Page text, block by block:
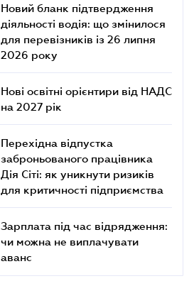
Новий бланк підтвердження
діяльності водія: що змінилося
для перевізників із 26 липня
2026 року
Нові освітні орієнтири від НАДС
на 2027 рік
Перехідна відпустка
заброньованого працівника
Дія Сіті: як уникнути ризиків
для критичності підприємства
Зарплата під час відрядження:
чи можна не виплачувати
аванс